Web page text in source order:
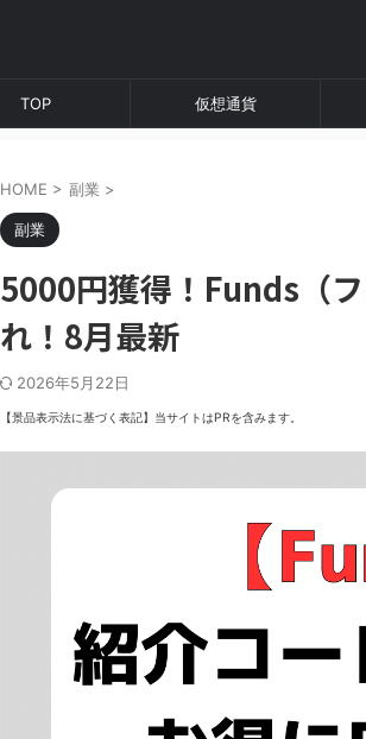
TOP 仮想通貨
HOME > 副業 >
副業
5000円獲得！Funds（
れ！8月最新
2026年5月22日
【景品表示法に基づく表記】当サイトはPRを含みます。